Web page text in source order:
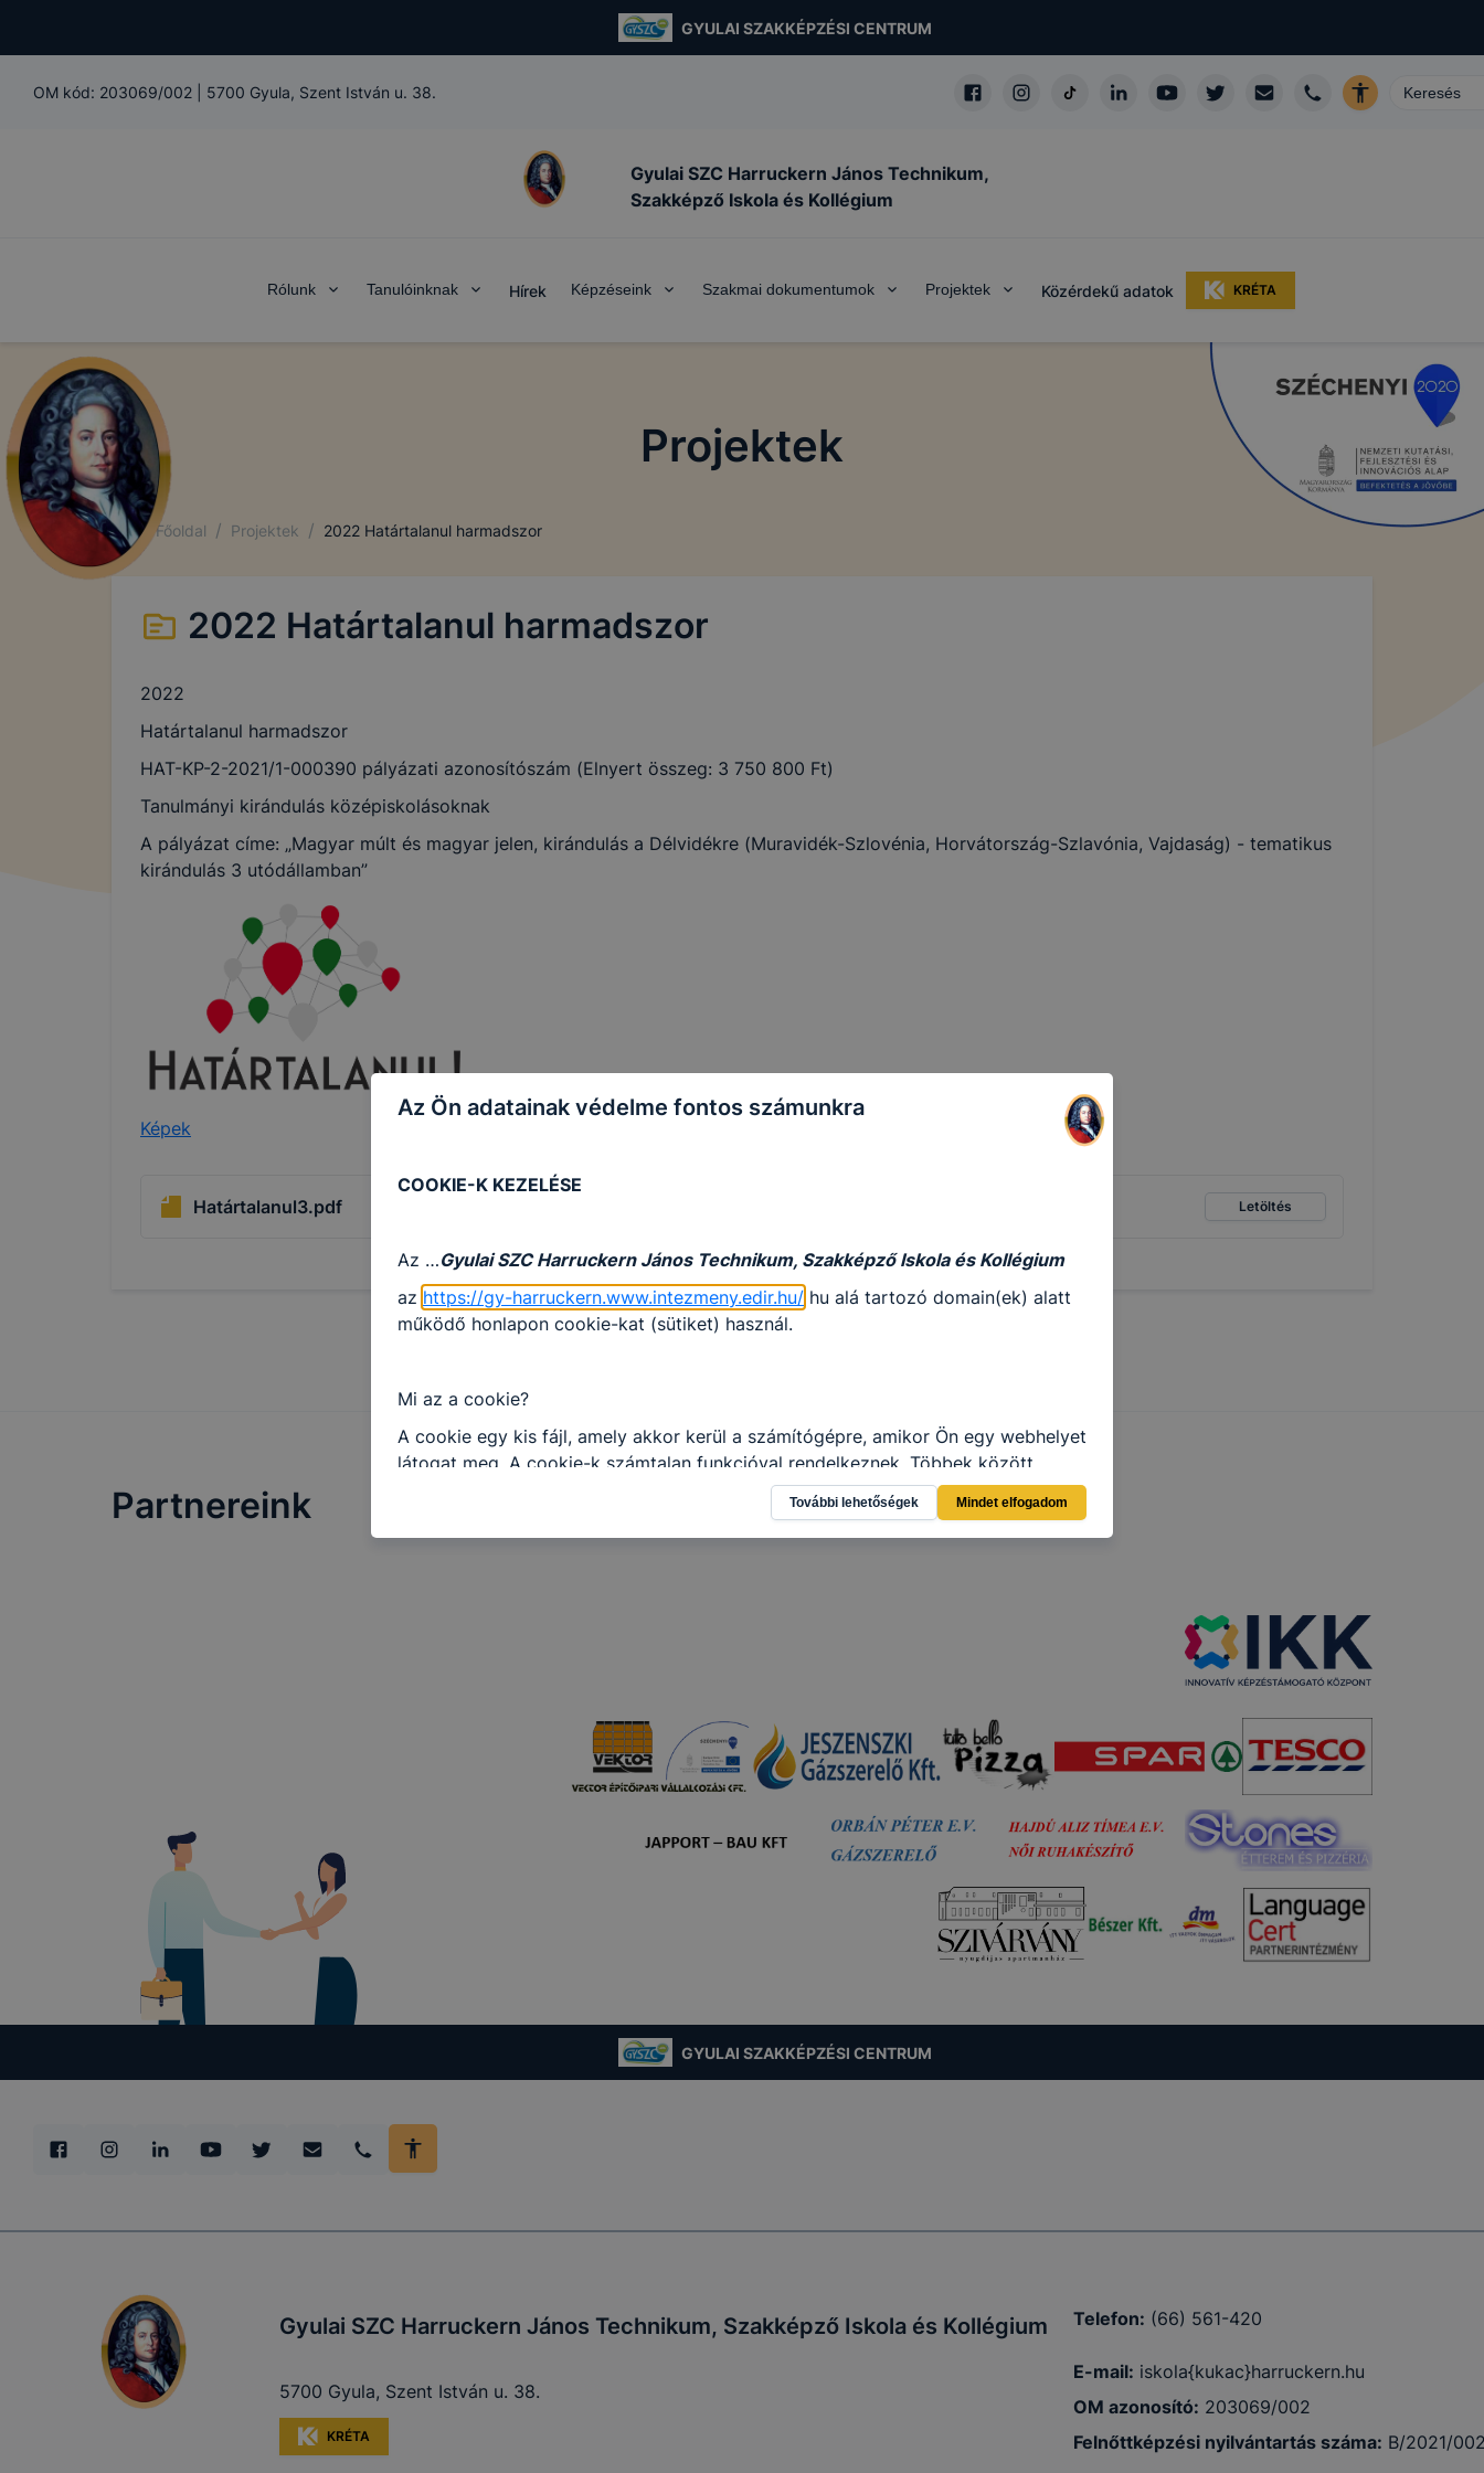
GYULAI SZAKKÉPZÉSI CENTRUM
OM kód: 203069/002 5700 Gyula, Szent István u. 38.
Gyulai SZC Harruckern János Technikum,
Szakképző Iskola és Kollégium
Rólunk Tanulóinknak Hírek Képzéseink Szakmai dokumentumok Projektek Közérdekű adatok KRÉTA
Projektek
Főoldal / Projektek / 2022 Határtalanul harmadszor
2022 Határtalanul harmadszor
2022
Határtalanul harmadszor
HAT-KP-2-2021/1-000390 pályázati azonosítószám (Elnyert összeg: 3 750 800 Ft)
Tanulmányi kirándulás középiskolásoknak
A pályázat címe: „Magyar múlt és magyar jelen, kirándulás a Délvidékre (Muravidék-Szlovénia, Horvátország-Szlavónia, Vajdaság) - tematikus
kirándulás 3 utódállamban”
Képek
Határtalanul3.pdf Letöltés
Partnereink
GYULAI SZAKKÉPZÉSI CENTRUM
Gyulai SZC Harruckern János Technikum, Szakképző Iskola és Kollégium
5700 Gyula, Szent István u. 38.
KRÉTA
Telefon: (66) 561-420
E-mail: iskola{kukac}harruckern.hu
OM azonosító: 203069/002
Felnőttképzési nyilvántartás száma: B/2021/
Az Ön adatainak védelme fontos számunkra
COOKIE-K KEZELÉSE
Az …Gyulai SZC Harruckern János Technikum, Szakképző Iskola és Kollégium
az https://gy-harruckern.www.intezmeny.edir.hu/ hu alá tartozó domain(ek) alatt
működő honlapon cookie-kat (sütiket) használ.
Mi az a cookie?
A cookie egy kis fájl, amely akkor kerül a számítógépre, amikor Ön egy webhelyet
látogat meg. A cookie-k számtalan funkcióval rendelkeznek. Többek között
információt gyűjtenek, megjegyzik a látogató egyéni beállításait és
általánosságban megkönnyítik a honlap használatát.
Gyulai SZC Harruckern János Technikum, Szakképző Iskola és Kollégium
milyen cookie-kat és mire használ?
Gyulai SZC Harruckern János Technikum, Szakképző Iskola és Kollégiuma
cookie-kat a következő célokból használja:
➢ információ gyűjtése azzal kapcsolatban, hogyan használja Ön a honlapot -
annak felmérésével, hogy a honlap melyik részeit látogatja, vagy használja
leginkább, így megtudhatjuk, hogyan biztosítsunk Önnek még jobb felhasználói
Feltétlenül szükséges, munkamenet (session) cookie-k
honlapunkat, használják annak funkciót, pl. többek között az Ön által adott
oldalakon végzett műveletek megjegyzését egy látogatás során.
vonatkozik, a munkamenet végeztével, illetve a böngésző bezárásával ezek a
használatát.
Használatot elősegítő “maradandó sütik” persistent cookie-k
További lehetőségek Mindet elfogadom